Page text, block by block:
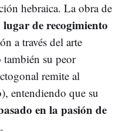
hebraica. La obra de
de recogimiento
a través del arte
su peor
remite al
entendiendo que su
en la pasión de